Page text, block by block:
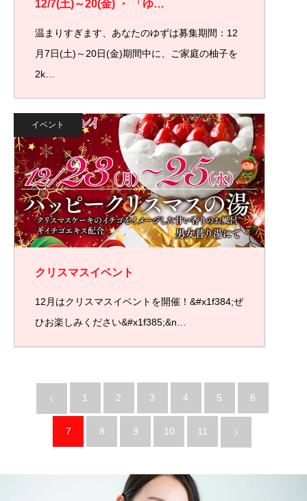
12/7(土)～20(金) ・ 「ゆ…
温まりすぎます、あなたのゆずは募集期間：12
月7日(土)～20日(金)期間中に、ご家庭の柚子を
2k…
イベント
クリスマスイベント
12月はクリスマスイベントを開催！&#x1f384;ぜ
ひお楽しみください&#x1f385;&n…
1 2 3 4 5 6
7 8 9 10 11